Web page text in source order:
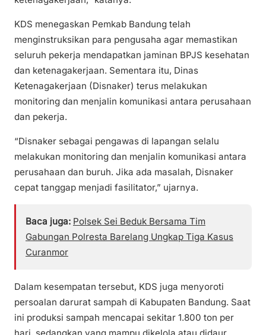
KDS menegaskan Pemkab Bandung telah
menginstruksikan para pengusaha agar memastikan
seluruh pekerja mendapatkan jaminan BPJS kesehatan
dan ketenagakerjaan. Sementara itu, Dinas
Ketenagakerjaan (Disnaker) terus melakukan
monitoring dan menjalin komunikasi antara perusahaan
dan pekerja.
“Disnaker sebagai pengawas di lapangan selalu
melakukan monitoring dan menjalin komunikasi antara
perusahaan dan buruh. Jika ada masalah, Disnaker
cepat tanggap menjadi fasilitator,” ujarnya.
Baca juga: Polsek Sei Beduk Bersama Tim
Gabungan Polresta Barelang Ungkap Tiga Kasus
Curanmor
Dalam kesempatan tersebut, KDS juga menyoroti
persoalan darurat sampah di Kabupaten Bandung. Saat
ini produksi sampah mencapai sekitar 1.800 ton per
hari, sedangkan yang mampu dikelola atau didaur